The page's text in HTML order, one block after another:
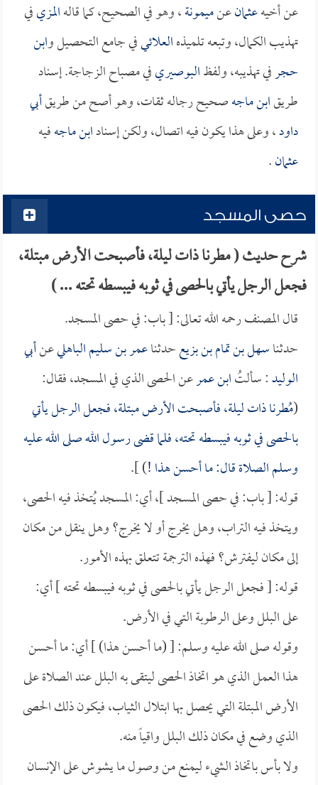
عن أخيهعثمانعنميمونة، وهو في الصحيح، كما قالهالمزيفي
تهذيب الكمال، وتبعه تلميذهالعلائيفي جامع التحصيل وابن
حجرفي تهذيبه، ولفظالبوصيريفي مصباح الزجاجة. إسناد
طريقابن ماجهصحيح رجاله ثقات، وهو أصح من طريقأبي
داود، وعلى هذا يكون فيه اتصال، ولكن إسنادابن ماجهفيه
عثمان.
حصى المسجد
شرح حديث ( مطرنا ذات ليلة، فأصبحت الأرض مبتلة،
فجعل الرجل يأتي بالحصى في ثوبه فيبسطه تحته ... )
قال المصنف رحمه الله تعالى: [ باب: في حصى المسجد.
حدثناسهل بن تمام بن بزيعحدثناعمر بن سليم الباهليعنأبي
الوليد: سألتُابن عمرعن الحصى الذي في المسجد، فقال:
(مُطرنا ذات ليلة، فأصبحت الأرض مبتلة، فجعل الرجل يأتي
بالحصى في ثوبه فيبسطه تحته، فلما قضى رسول الله صلى الله عليه
وسلم الصلاة قال: ما أحسن هذا !) ].
قوله: [ باب: في حصى المسجد ]، أي: المسجد يُتخذ فيه الحصى،
ويتخذ فيه التراب، وهل يخرج أو لا يخرج؟ وهل ينقل من مكان
إلى مكان ليفترش؟ فهذه الترجمة تتعلق بهذه الأمور.
قوله: [ فجعل الرجل يأتي بالحصى في ثوبه فيبسطه تحته ] أي:
على البلل وعلى الرطوبة التي في الأرض.
وقوله صلى الله عليه وسلم: [ (ما أحسن هذا) ] أي: ما أحسن
هذا العمل الذي هو اتخاذ الحصى ليتقى به البلل عند الصلاة على
الأرض المبتلة التي يحصل بها ابتلال الثياب، فيكون ذلك الحصى
الذي وضع في مكان ذلك البلل واقياً منه.
ولا بأس باتخاذ الشيء ليمنع من وصول ما يشوش على الإنسان